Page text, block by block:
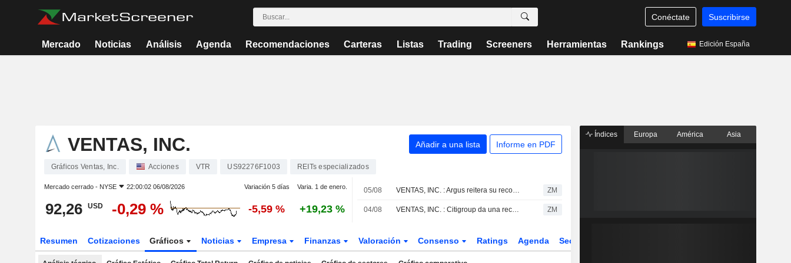
Conéctate Suscribirse
Mercado Noticias Análisis Agenda Recomendaciones Carteras Listas Trading Screeners Herramientas Rankings Edición España
VENTAS, INC. Añadir a una lista Informe en PDF
Gráficos Ventas, Inc. Acciones VTR US92276F1003 REITs especializados
Mercado cerrado - NYSE 22:00:02 06/08/2026 Variación 5 días Varia. 1 de enero.
92,26 USD -0,29 % -5,59 % +19,23 %
05/08 VENTAS, INC. : Argus reitera su recomendación de compra ZM
04/08 VENTAS, INC. : Citigroup da una recomendación de compra ZM
Resumen Cotizaciones Gráficos Noticias Empresa Finanzas Valoración Consenso Ratings Agenda Sector
Índices Europa América Asia